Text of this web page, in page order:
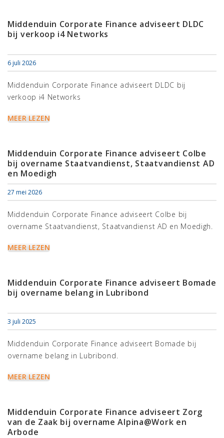
Middenduin Corporate Finance adviseert DLDC
bij verkoop i4 Networks
6 juli 2026
Middenduin Corporate Finance adviseert DLDC bij
verkoop i4 Networks
MEER LEZEN
Middenduin Corporate Finance adviseert Colbe
bij overname Staatvandienst, Staatvandienst AD
en Moedigh
27 mei 2026
Middenduin Corporate Finance adviseert Colbe bij
overname Staatvandienst, Staatvandienst AD en Moedigh.
MEER LEZEN
Middenduin Corporate Finance adviseert Bomade
bij overname belang in Lubribond
3 juli 2025
Middenduin Corporate Finance adviseert Bomade bij
overname belang in Lubribond.
MEER LEZEN
Middenduin Corporate Finance adviseert Zorg
van de Zaak bij overname Alpina@Work en
Arbode